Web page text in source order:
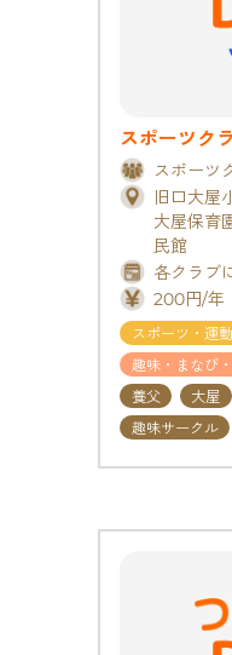
スポーツク
スポーツ
旧口大屋
大屋保育
民館
各クラブ
200円/年
スポーツ・運動
趣味・まなび
養父
大屋
趣味サークル